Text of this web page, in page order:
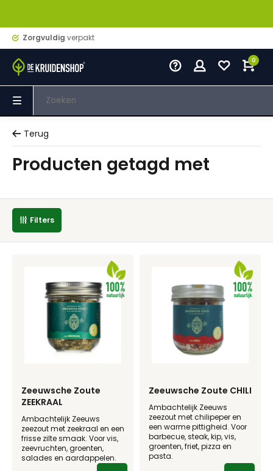
Zorgvuldig verpakt
0
Terug
Producten getagd met
Filters
Zeeuwsche Zoute
ZEEKRAAL
Ambachtelijk Zeeuws
zeezout met zeekraal en een
frisse zilte smaak. Voor vis,
zeevruchten, groenten,
salades en aardappelen.
Zeeuwsche Zoute CHILI
Ambachtelijk Zeeuws
zeezout met chilipeper en
een warme pittigheid. Voor
barbecue, steak, kip, vis,
groenten, friet, pizza en
pasta.